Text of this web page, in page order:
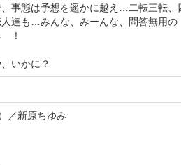
事態は予想を遥かに越え…二転三転、
達も…みんな、みーんな、問答無用の
！
いかに？
／新原ちゆみ